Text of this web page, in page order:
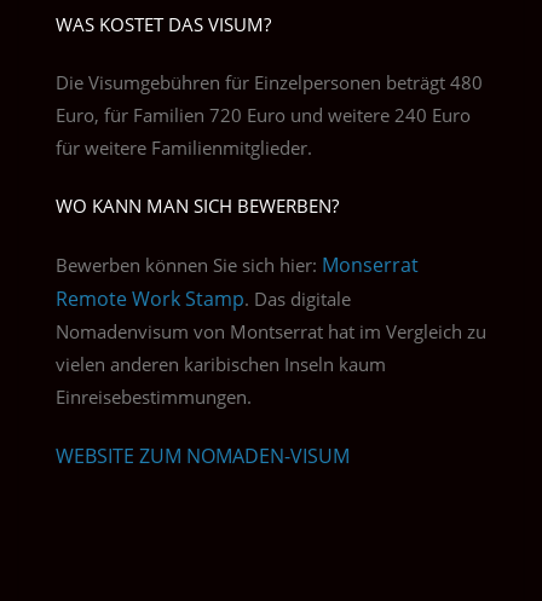
WAS KOSTET DAS VISUM?
Die Visumgebühren für Einzelpersonen beträgt 480
Euro, für Familien 720 Euro und weitere 240 Euro
für weitere Familienmitglieder.
WO KANN MAN SICH BEWERBEN?
Bewerben können Sie sich hier: Monserrat
Remote Work Stamp. Das digitale
Nomadenvisum von Montserrat hat im Vergleich zu
vielen anderen karibischen Inseln kaum
Einreisebestimmungen.
WEBSITE ZUM NOMADEN-VISUM